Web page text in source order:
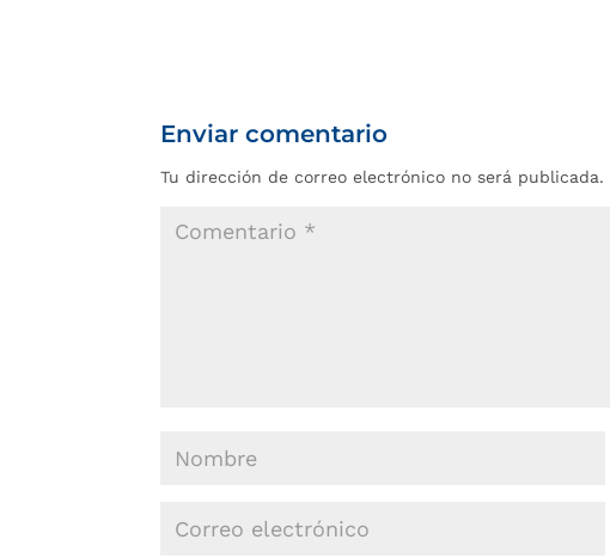
Enviar comentario
Tu dirección de correo electrónico no será publicada.